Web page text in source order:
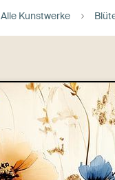
Alle Kunstwerke